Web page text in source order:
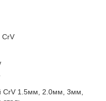
CrV
CrV 1.5мм, 2.0мм, 3мм,